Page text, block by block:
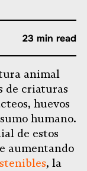
23 min read
animal
de criaturas
huevos
humano.
de estos
aumentando
, la